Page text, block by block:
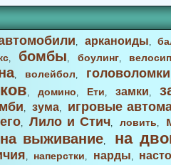
, арканоиды,
, бомбы, боулинг,
, волейбол, головоломки
, домино, Ети, замки,
, зума,
игровые
,Лило и Стич,ловить,
на выживание, на
, наперстки, нарды,